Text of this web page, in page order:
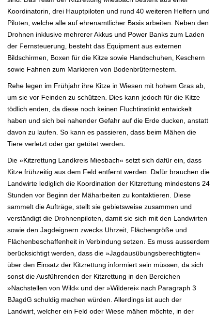
Koordinatorin, drei Hauptpiloten und rund 40 weiteren Helfern und
Piloten, welche alle auf ehrenamtlicher Basis arbeiten. Neben den
Drohnen inklusive mehrerer Akkus und Power Banks zum Laden
der Fernsteuerung, besteht das Equipment aus externen
Bildschirmen, Boxen für die Kitze sowie Handschuhen, Keschern
sowie Fahnen zum Markieren von Bodenbrüternestern.
Rehe legen im Frühjahr ihre Kitze in Wiesen mit hohem Gras ab,
um sie vor Feinden zu schützen. Dies kann jedoch für die Kitze
tödlich enden, da diese noch keinen Fluchtinstinkt entwickelt
haben und sich bei nahender Gefahr auf die Erde ducken, anstatt
davon zu laufen. So kann es passieren, dass beim Mähen die
Tiere verletzt oder gar getötet werden.
Die »Kitzrettung Landkreis Miesbach« setzt sich dafür ein, dass
Kitze frühzeitig aus dem Feld entfernt werden. Dafür brauchen die
Landwirte lediglich die Koordination der Kitzrettung mindestens 24
Stunden vor Beginn der Mäharbeiten zu kontaktieren. Diese
sammelt die Aufträge, stellt sie gebietsweise zusammen und
verständigt die Drohnenpiloten, damit sie sich mit den Landwirten
sowie den Jagdeignern zwecks Uhrzeit, Flächengröße und
Flächenbeschaffenheit in Verbindung setzen. Es muss ausserdem
berücksichtigt werden, dass die »Jagdausübungsberechtigten«
über den Einsatz der Kitzrettung informiert sein müssen, da sich
sonst die Ausführenden der Kitzrettung in den Bereichen
»Nachstellen von Wild« und der »Wilderei« nach Paragraph 3
BJagdG schuldig machen würden. Allerdings ist auch der
Landwirt, welcher ein Feld oder Wiese mähen möchte, in der